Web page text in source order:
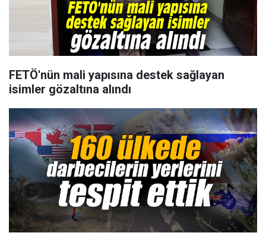
FETÖ'nün mali yapısına destek sağlayan
isimler gözaltına alındı